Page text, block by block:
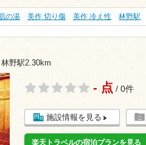
の湯 美作 切り傷 美作 冷え性 林野駅
林野駅2.30km
- 点 / 0件
施設情報を見る
楽天トラベルの宿泊プランを見る